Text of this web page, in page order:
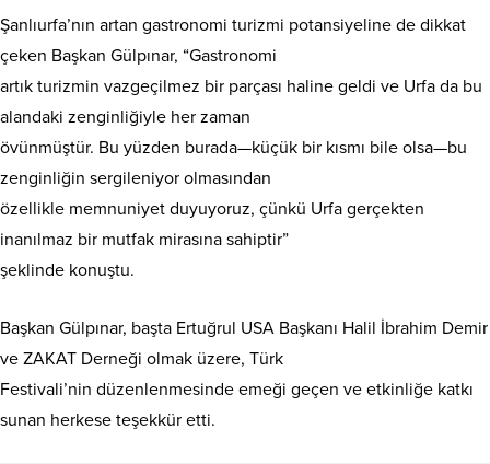
Şanlıurfa’nın artan gastronomi turizmi potansiyeline de dikkat
çeken Başkan Gülpınar, “Gastronomi
artık turizmin vazgeçilmez bir parçası haline geldi ve Urfa da bu
alandaki zenginliğiyle her zaman
övünmüştür. Bu yüzden burada—küçük bir kısmı bile olsa—bu
zenginliğin sergileniyor olmasından
özellikle memnuniyet duyuyoruz, çünkü Urfa gerçekten
inanılmaz bir mutfak mirasına sahiptir”
şeklinde konuştu.
Başkan Gülpınar, başta Ertuğrul USA Başkanı Halil İbrahim Demir
ve ZAKAT Derneği olmak üzere, Türk
Festivali’nin düzenlenmesinde emeği geçen ve etkinliğe katkı
sunan herkese teşekkür etti.